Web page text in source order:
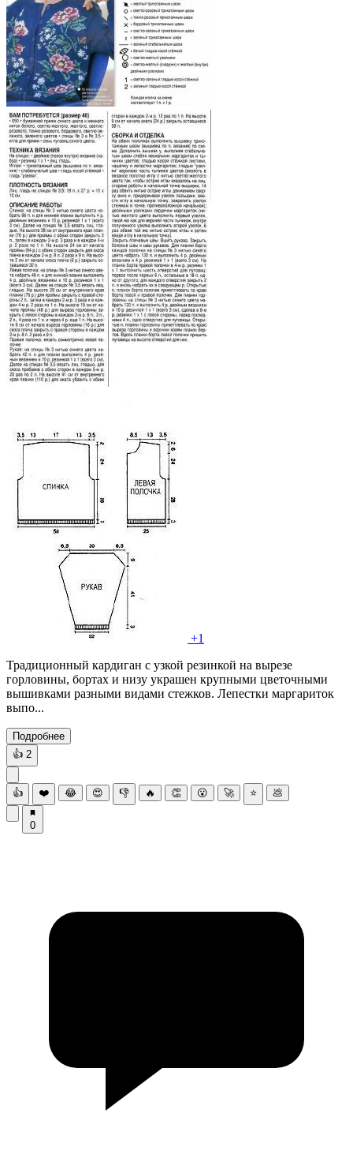
+1
Традиционный кардиган с узкой резинкой на вырезе
горловины, бортах и низу украшен крупными цветочными
вышивками разными видами стежков. Лепестки маргариток
выпо...
Подробнее
👍 2
👍 ❤️ 😂 😍 👎 🔥 👏 😮 🚀 ⭐ 💩
0